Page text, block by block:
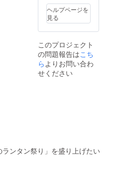
ビーな
ので、
修正お
直し対
しかね
ます。
□撮影当
日にこ
の内容
督。の
SNS、
ホーム
ペー
ラシな
どに掲
載させ
ていた
だきま
ショー
トムー
ターン
は以下
の項目
に同意
ける方
のみお
申し込
みくだ
さい。
及びあ
み監
ヘルプページを
見る
このプロジェクト
の問題報告はこち
ら よりお問い合わ
せください
ンタン祭り」を盛り上げたい